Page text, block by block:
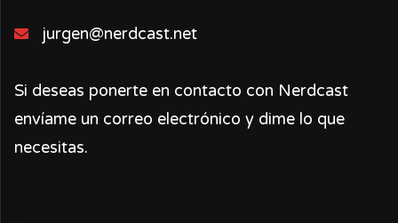
jurgen@nerdcast.net
Si deseas ponerte en contacto con Nerdcast
envíame un correo electrónico y dime lo que
necesitas.